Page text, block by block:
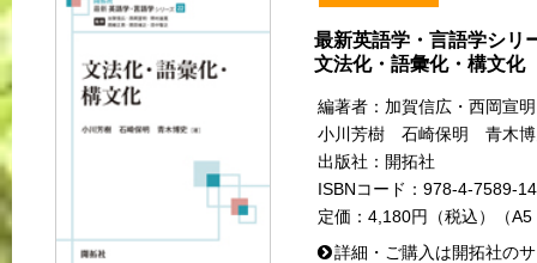
最新英語学・言語学シリ
文法化・語彙化・構文化
編著者： 加賀信広・西岡宣
小川芳樹 石崎保明 青木
出版社： 開拓社
ISBNコード： 978-4-7589-
定価： 4,180円（税込）（
詳細・ご購入は開拓社の